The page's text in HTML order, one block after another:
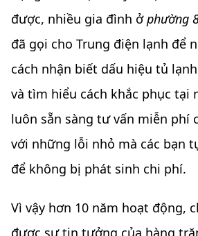
được, nhiều gia đình ởphường
đã gọi cho Trung điện lạnh để
cách nhận biết dấu hiệu tủ
và tìm hiểu cách khắc phục tại
luôn sẵn sàng tư vấn miễn phí
với những lỗi nhỏ mà các bạn
để không bị phát sinh chi phí.
Vì vậy hơn 10 năm hoạt động,
được sự tin tưởng của hàng